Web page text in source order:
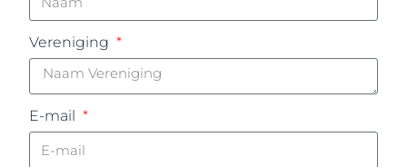
Vereniging
E-mail